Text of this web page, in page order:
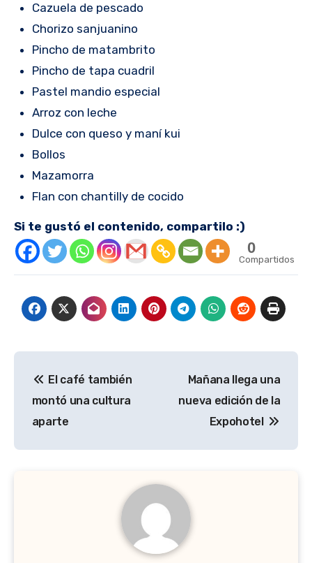
Cazuela de pescado
Chorizo sanjuanino
Pincho de matambrito
Pincho de tapa cuadril
Pastel mandio especial
Arroz con leche
Dulce con queso y maní kui
Bollos
Mazamorra
Flan con chantilly de cocido
Si te gustó el contenido, compartilo :)
0
Compartidos
de
entradas
El café también
montó una cultura
aparte
Mañana llega una
nueva edición de la
Expohotel